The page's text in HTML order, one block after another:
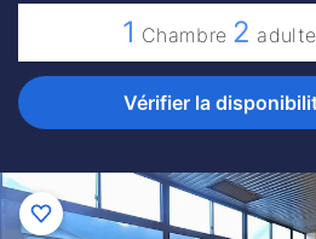
1 Chambre 2
Vérifier la